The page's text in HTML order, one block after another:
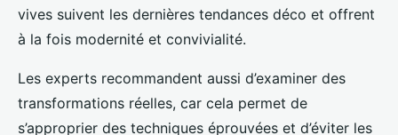
vives suivent les dernières tendances déco et offrent
à la fois modernité et convivialité.
Les experts recommandent aussi d’examiner des
transformations réelles, car cela permet de
s’approprier des techniques éprouvées et d’éviter les